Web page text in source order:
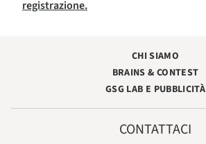
registrazione.
CHI SIAMO
BRAINS & CONTEST
GSG LAB E PUBBLICITÀ
CONTATTACI